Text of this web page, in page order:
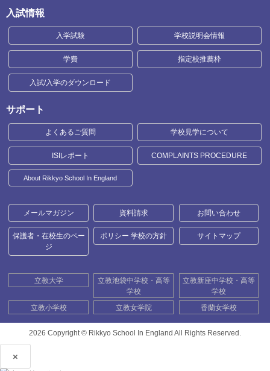
入試情報
入学試験 学校説明会情報
学費 指定校推薦枠
入試/入学のダウンロード
サポート
よくあるご質問 学校見学について
ISIレポート COMPLAINTS PROCEDURE
About Rikkyo School In England
メールマガジン 資料請求 お問い合わせ
保護者・在校生のペー
ジ
ポリシー 学校の方針 サイトマップ
立教大学
立教池袋中学校・高等
学校
立教新座中学校・高等
学校
立教小学校
立教女学院 香蘭女学校
2026 Copyright © Rikkyo School In England All Rights Reserved.
×